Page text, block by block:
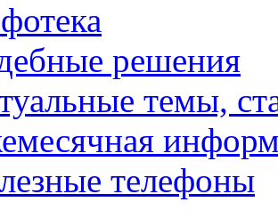
решения
темы,
телефоны